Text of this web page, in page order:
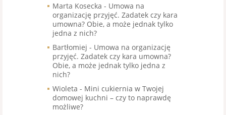
Marta Kosecka - Umowa na
organizację przyjęć. Zadatek czy kara
umowna? Obie, a może jednak tylko
jedna z nich?
Bartłomiej - Umowa na organizację
przyjęć. Zadatek czy kara umowna?
Obie, a może jednak tylko jedna z
nich?
Wioleta - Mini cukiernia w Twojej
domowej kuchni – czy to naprawdę
możliwe?